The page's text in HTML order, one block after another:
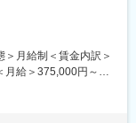
な領域のアウトソー
がりはもちろんのこ
るくらい、縦の距離
ていただきます。
ォメーション業務に
、Customer
ートワーク含む）
月給制＜賃金内訳＞
月給＞375,000円～